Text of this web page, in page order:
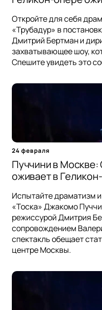
Откройте для себя
«Трубадур» в
Дмитрий Бертман и
захватывающее шоу,
Спешите увидеть это
24 февраля
Пуччини в Москве:
оживает в
Испытайте драматизм
«Тоска» Джакомо
режиссурой Дмитрия
сопровождением
спектакль обещает
центре Москвы.